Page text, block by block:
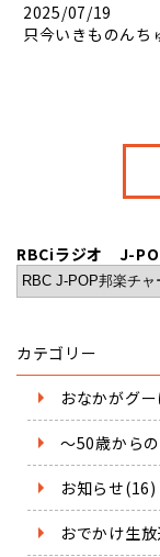
2025/07/19
只今いきものんち
RBCiラジオ J-
カテゴリー
おなかがグ
～50歳から
お知らせ(16)
おでかけ生